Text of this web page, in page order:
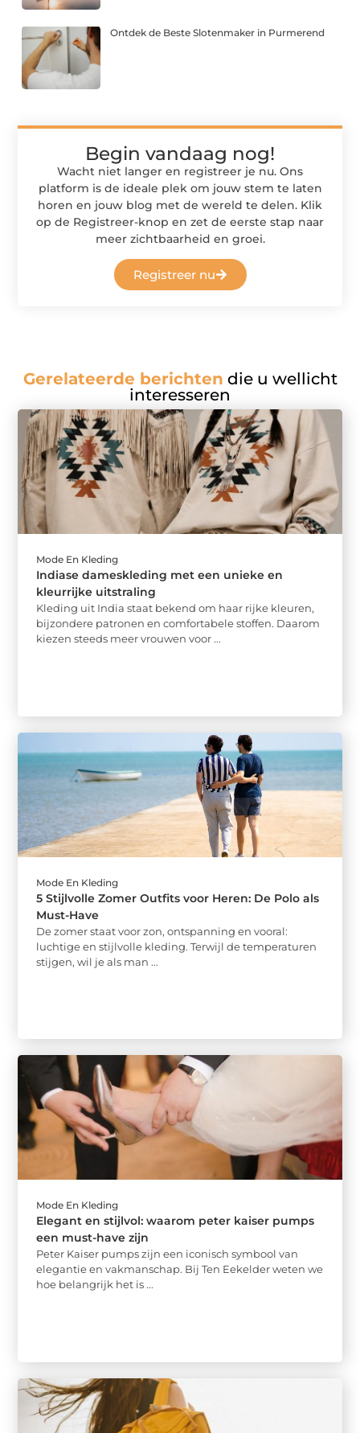
Ontdek de Beste Slotenmaker in Purmerend
Begin vandaag nog!
Wacht niet langer en registreer je nu. Ons
platform is de ideale plek om jouw stem te laten
horen en jouw blog met de wereld te delen. Klik
op de Registreer-knop en zet de eerste stap naar
meer zichtbaarheid en groei.
Registreer nu
Gerelateerde berichten die u wellicht
interesseren
Mode En Kleding
Indiase dameskleding met een unieke en
kleurrijke uitstraling
Kleding uit India staat bekend om haar rijke kleuren,
bijzondere patronen en comfortabele stoffen. Daarom
kiezen steeds meer vrouwen voor ...
Mode En Kleding
5 Stijlvolle Zomer Outfits voor Heren: De Polo als
Must-Have
De zomer staat voor zon, ontspanning en vooral:
luchtige en stijlvolle kleding. Terwijl de temperaturen
stijgen, wil je als man ...
Mode En Kleding
Elegant en stijlvol: waarom peter kaiser pumps
een must-have zijn
Peter Kaiser pumps zijn een iconisch symbool van
elegantie en vakmanschap. Bij Ten Eekelder weten we
hoe belangrijk het is ...